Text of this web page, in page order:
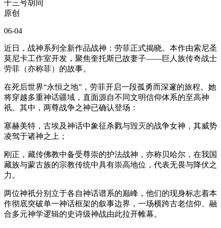
十三号胡同
原创
06-04
近日，战神系列全新作品战神：劳菲正式揭晓。本作由索尼圣
莫尼卡工作室开发，聚焦奎托斯已故妻子——巨人族传奇战士
劳菲（亦称菲）的故事。
在死后世界“永恒之地”，劳菲开启一段孤勇而深邃的旅程。她
将穿越多重神话疆域，直面源自不同文明信仰体系的至高神
祇。其中，两尊战争之神已确认登场：
塞赫美特，古埃及神话中象征杀戮与毁灭的战争女神，其威势
凌驾于诸神之上；
刚正，藏传佛教中备受尊崇的护法战神，亦称贝哈尔，在我国
藏族与蒙古族的宗教传统中具有崇高地位，代表无畏与降伏之
力。
两位神祇分别立于各自神话谱系的巅峰，他们的现身标志着本
作彻底突破单一神话框架的叙事边界，一场横跨古老信仰、融
合多元神学逻辑的史诗级神战由此拉开帷幕。